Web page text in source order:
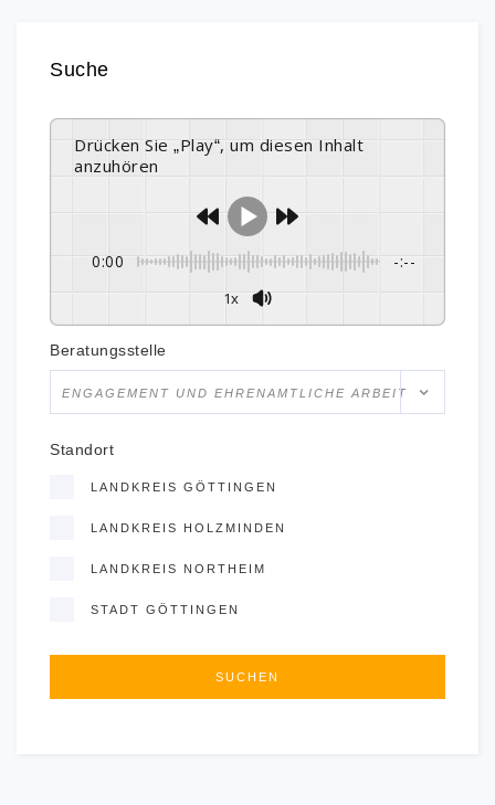
Suche
Drücken Sie „Play“, um diesen Inhalt
anzuhören
0:00 -:--
1x
Beratungsstelle
ENGAGEMENT UND EHRENAMTLICHE ARBEIT
Standort
LANDKREIS GÖTTINGEN
LANDKREIS HOLZMINDEN
LANDKREIS NORTHEIM
STADT GÖTTINGEN